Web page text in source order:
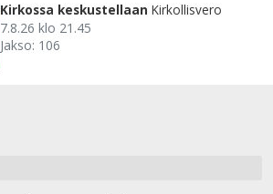
Kirkossa keskustellaan Kirkollisvero
7.8.26 klo 21.45
Jakso: 106